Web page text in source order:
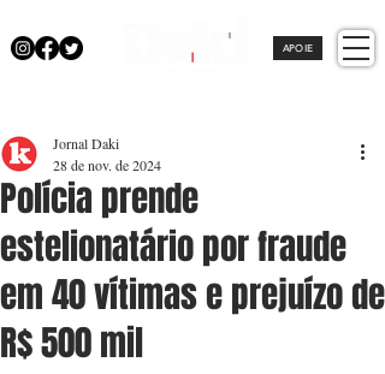
APOIE
Polícia prende
estelionatário por fraude
em 40 vítimas e prejuízo de
R$ 500 mil
Jornal Daki
28 de nov. de 2024